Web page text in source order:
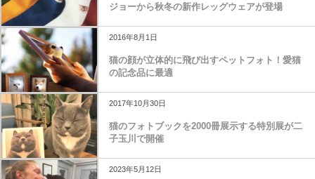
ジョーから秋冬の新作レッグウェアが登場
2016年8月1日
猫の顔が立体的に飛び出すペットフォト！愛猫
の記念品に最適
2017年10月30日
猫のフォトブックを2000冊展示する特別展が二
子玉川で開催
2023年5月12日